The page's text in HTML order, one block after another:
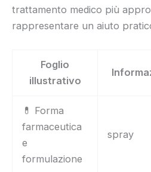
trattamento medico più
rappresentare un aiuto
Foglio
illustrativo
💊 Forma
farmaceutica
e
formulazione
spray